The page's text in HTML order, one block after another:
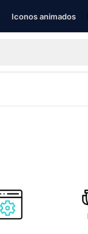
Iconos animados